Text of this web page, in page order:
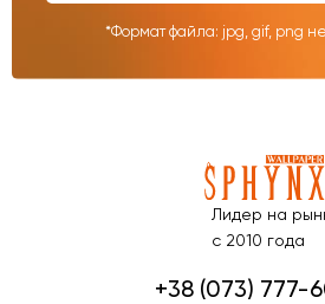
*Формат файла: jpg, gif, png
Лидер на
с 2010 года
+38 (073) 777-